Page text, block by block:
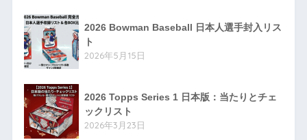
2026 Bowman Baseball 日本人選手封入リス
ト
2026年5月15日
2026 Topps Series 1 日本版：当たりとチェ
ックリスト
2026年3月23日